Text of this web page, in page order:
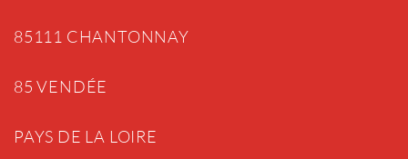
85111 CHANTONNAY
85 VENDÉE
PAYS DE LA LOIRE